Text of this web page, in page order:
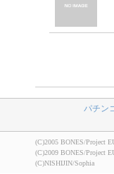
パチン
(C)2005 BONES/Project
(C)2009 BONES/Project
(C)NISHIJIN/Sophia